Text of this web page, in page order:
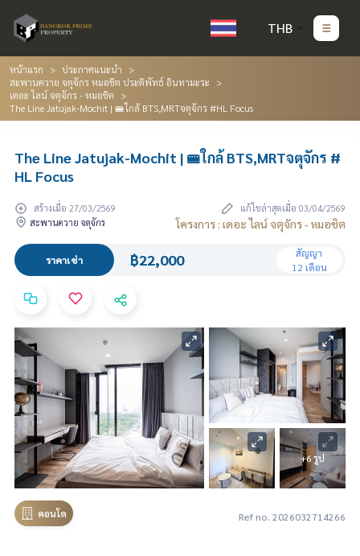
THB
หน้าแรก
ประกาศแนะนำ
สะพานควาย จตุจักร หมอชิต ประดิพัทธ์ อินทามะระ
เดอะ ไลน์ จตุจักร - หมอชิต
The Line Jatujak-Mochit | 🚝ใกล้ BTS,MRTจตุจักร #HL Focus
The Line Jatujak-Mochit | 🚝ใกล้ BTS,MRTจตุจักร #
HL Focus
สร้างเมื่อ 27/03/2569
แก้ไขล่าสุดเมื่อ 03/04/2569
สะพานควาย จตุจักร
โครงการ : เดอะ ไลน์ จตุจักร - หมอชิต
ราคาเช่า ฿22,000
สัญญา
12 เดือน
+6 รูป
คอนโด Ref no. 2026032714266